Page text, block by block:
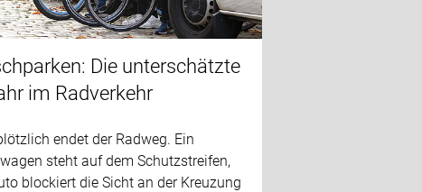
Die unterschätzte
im Radverkehr
endet der Radweg. Ein
steht auf dem Schutzstreifen,
blockiert die Sicht an der Kreuzung